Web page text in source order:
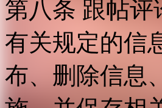
第八条 跟帖
有关规定的信
布、删除信息